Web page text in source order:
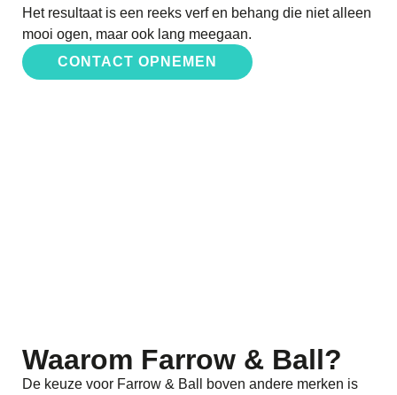
Het resultaat is een reeks verf en behang die niet alleen
mooi ogen, maar ook lang meegaan.
CONTACT OPNEMEN
Waarom Farrow & Ball?
De keuze voor Farrow & Ball boven andere merken is